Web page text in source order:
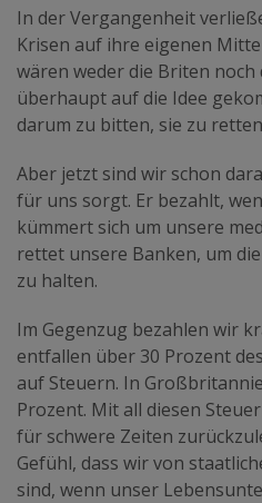
In der Vergangenheit
Krisen auf ihre eigenen
wären weder die Briten noch
überhaupt auf die Idee
darum zu bitten, sie zu
Aber jetzt sind wir schon
für uns sorgt. Er bezahlt,
kümmert sich um unsere
rettet unsere Banken, um
zu halten.
Im Gegenzug bezahlen wir
entfallen über 30 Prozent
auf Steuern. In
Prozent. Mit all diesen
für schwere Zeiten
Gefühl, dass wir von
sind, wenn unser